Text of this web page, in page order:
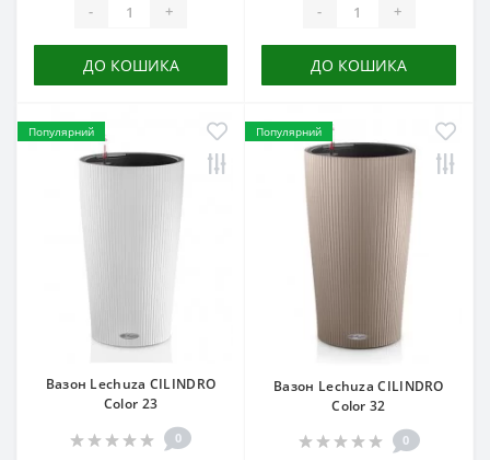
- +
ДО КОШИКА
- +
ДО КОШИКА
Популярний
Вазон Lechuza CILINDRO
Color 23
0
Популярний
Вазон Lechuza CILINDRO
Color 32
0